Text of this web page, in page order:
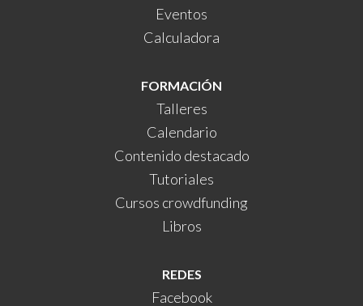
Eventos
Calculadora
FORMACIÓN
Talleres
Calendario
Contenido destacado
Tutoriales
Cursos crowdfunding
Libros
REDES
Facebook